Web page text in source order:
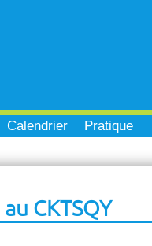
Calendrier Pratique
CKTSQY